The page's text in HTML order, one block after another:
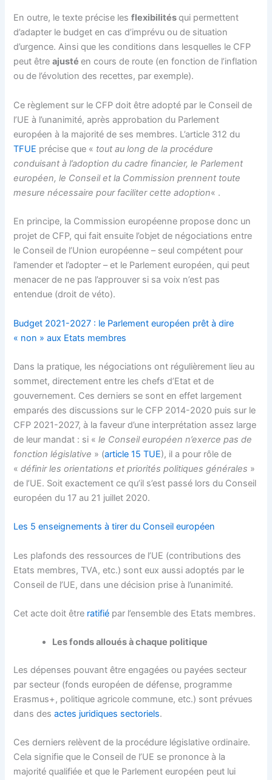
En outre, le texte précise lesflexibilitésqui permettent
d’adapter le budget en cas d’imprévu ou de situation
d’urgence. Ainsi que les conditions dans lesquelles le CFP
peut êtreajustéen cours de route (en fonction de l’inflation
ou de l’évolution des recettes, par exemple).
Ce règlement sur le CFP doit être adopté par le Conseil de
l’UE à l’unanimité, après approbation du Parlement
européen à la majorité de ses membres. L’article 312 du
TFUE précise que « tout au long de la procédure
conduisant à l’adoption du cadre financier, le Parlement
européen, le Conseil et la Commission prennent toute
mesure nécessaire pour faciliter cette adoption« .
En principe, la Commission européenne propose donc un
projet de CFP, qui fait ensuite l’objet de négociations entre
le Conseil de l’Union européenne – seul compétent pour
l’amender et l’adopter – et le Parlement européen, qui peut
menacer de ne pas l’approuver si sa voix n’est pas
entendue (droit de véto).
Budget 2021-2027 : le Parlement européen prêt à dire
« non » aux Etats membres
Dans la pratique, les négociations ont régulièrement lieu au
sommet, directement entre les chefs d’Etat et de
gouvernement. Ces derniers se sont en effet largement
emparés des discussions sur le CFP 2014-2020 puis sur le
CFP 2021-2027, à la faveur d’une interprétation assez large
de leur mandat : si «le Conseil européen n’exerce pas de
fonction législative » (article 15 TUE), il a pour rôle de
«définir les orientations et priorités politiques générales »
de l’UE. Soit exactement ce qu’il s’est passé lors du Conseil
européen du 17 au 21 juillet 2020.
Les 5 enseignements à tirer du Conseil européen
Les plafonds des ressources de l’UE (contributions des
Etats membres, TVA, etc.) sont eux aussi adoptés par le
Conseil de l’UE, dans une décision prise à l’unanimité.
Cet acte doit être ratifié par l’ensemble des Etats membres.
Les fonds alloués à chaque politique
Les dépenses pouvant être engagées ou payées secteur
par secteur (fonds européen de défense, programme
Erasmus+, politique agricole commune, etc.) sont prévues
dans desactes juridiques sectoriels.
Ces derniers relèvent de la procédure législative ordinaire.
Cela signifie que le Conseil de l’UE se prononce à la
majorité qualifiée et que le Parlement européen peut lui